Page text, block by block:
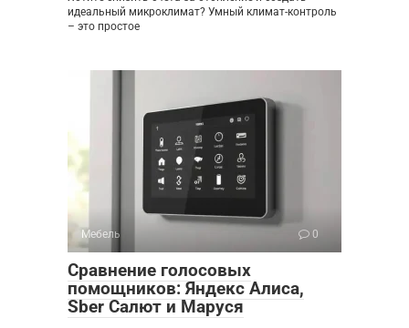
идеальный микроклимат? Умный климат-контроль
– это простое
Мебель 0
Сравнение голосовых
помощников: Яндекс Алиса,
Sber Салют и Маруся